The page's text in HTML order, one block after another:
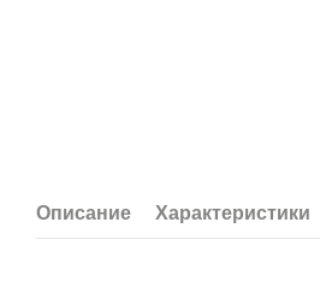
Описание Характеристики